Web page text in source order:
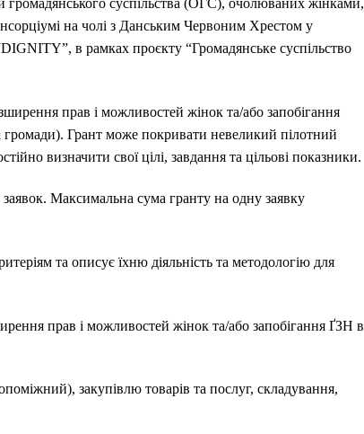
громадянського суспільства (ОГС), очолюваних жінками,
на чолі з Данським Червоним Хрестом у
в рамках проєкту “Громадянське суспільство
прав і можливостей жінок та/або запобігання
громади). Грант може покривати невеликий пілотний
визначити свої цілі, завдання та цільові показники.
Максимальна сума гранту на одну заявку
та описує їхню діяльність та методологію для
прав і можливостей жінок та/або запобігання ҐЗН в
закупівлю товарів та послуг, складування,